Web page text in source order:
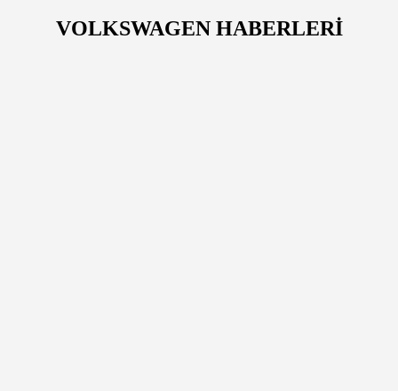
VOLKSWAGEN HABERLERİ